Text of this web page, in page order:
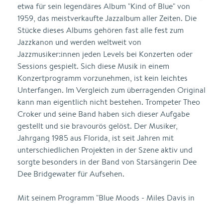
etwa für sein legendäres Album "Kind of Blue" von
1959, das meistverkaufte Jazzalbum aller Zeiten. Die
Stücke dieses Albums gehören fast alle fest zum
Jazzkanon und werden weltweit von
Jazzmusiker:innen jeden Levels bei Konzerten oder
Sessions gespielt. Sich diese Musik in einem
Konzertprogramm vorzunehmen, ist kein leichtes
Unterfangen. Im Vergleich zum überragenden Original
kann man eigentlich nicht bestehen. Trompeter Theo
Croker und seine Band haben sich dieser Aufgabe
gestellt und sie bravourös gelöst. Der Musiker,
Jahrgang 1985 aus Florida, ist seit Jahren mit
unterschiedlichen Projekten in der Szene aktiv und
sorgte besonders in der Band von Starsängerin Dee
Dee Bridgewater für Aufsehen.
Mit seinem Programm "Blue Moods - Miles Davis in